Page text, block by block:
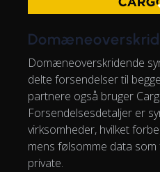
Domæneoverskridende
delte forsendelser til
partnere også bruger
Forsendelsesdetaljer er
virksomheder, hvilket
mens følsomme data
private.